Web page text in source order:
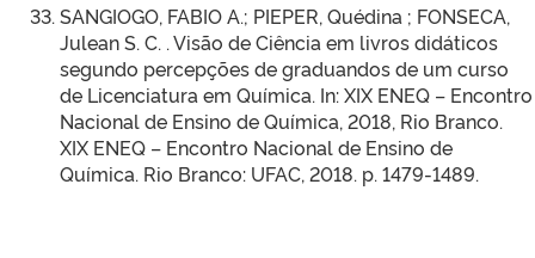
SANGIOGO, FABIO A.; PIEPER, Quédina ; FONSECA,
Julean S. C. . Visão de Ciência em livros didáticos
segundo percepções de graduandos de um curso
de Licenciatura em Química. In: XIX ENEQ – Encontro
Nacional de Ensino de Química, 2018, Rio Branco.
XIX ENEQ – Encontro Nacional de Ensino de
Química. Rio Branco: UFAC, 2018. p. 1479-1489.